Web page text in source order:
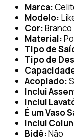
Marca:
Modelo:
Cor:Branco
Material:
Tipo de
Tipo de
Acoplado:
Inclui
Inclui
É um Vaso
Inclui
Bidê:Não